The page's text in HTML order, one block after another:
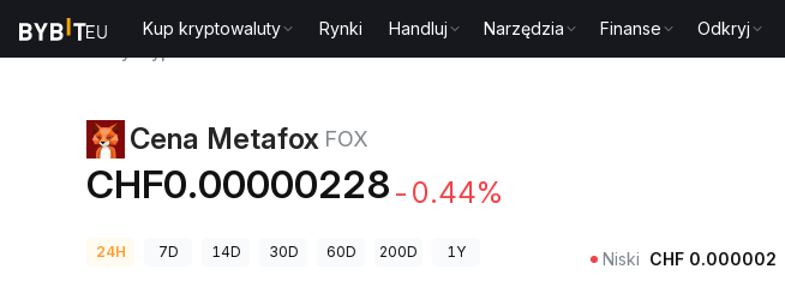
Kup kryptowaluty Rynki Handluj Narzędzia Finanse Odkryj
Cena Metafox FOX
CHF0.00000228 -0.44%
24H 7D 14D 30D 60D 200D 1Y Niski CHF 0.000002